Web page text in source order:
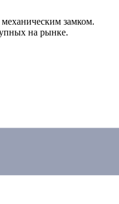
замком.
на рынке.